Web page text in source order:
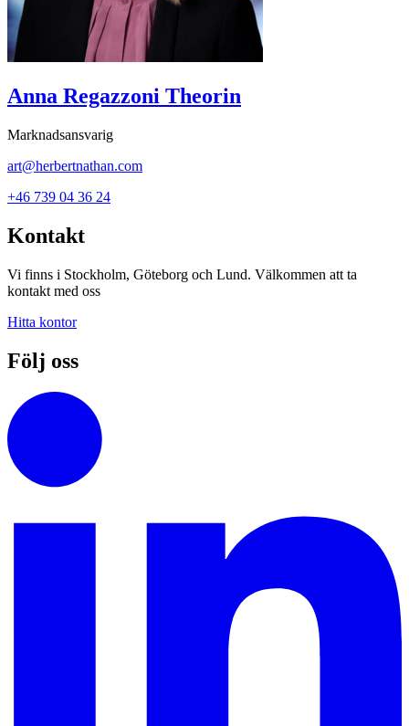
Anna Regazzoni Theorin
Marknadsansvarig
art@herbertnathan.com
+46 739 04 36 24
Kontakt
Vi finns i Stockholm, Göteborg och Lund. Välkommen att ta
kontakt med oss
Hitta kontor
Följ oss